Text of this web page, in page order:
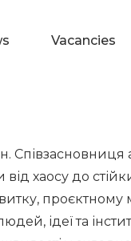
Vacancies
Співзасновниця
від хаосу до
ідеї та